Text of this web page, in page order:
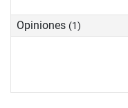
Opiniones (1)